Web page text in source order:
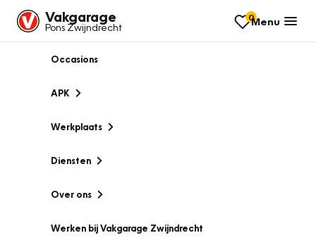
Vakgarage
Pons Zwijndrecht
0Menu
Occasions
APK
Werkplaats
Diensten
Over ons
Werken bij Vakgarage Zwijndrecht